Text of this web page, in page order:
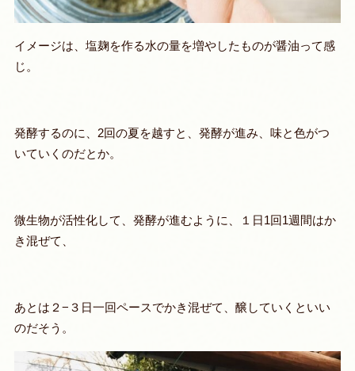
イメージは、塩麹を作る水の量を増やしたものが醤油って感
じ。
発酵するのに、2回の夏を越すと、発酵が進み、味と色がつ
いていくのだとか。
微生物が活性化して、発酵が進むように、１日1回1週間はか
き混ぜて、
あとは２−３日一回ペースでかき混ぜて、醸していくといい
のだそう。